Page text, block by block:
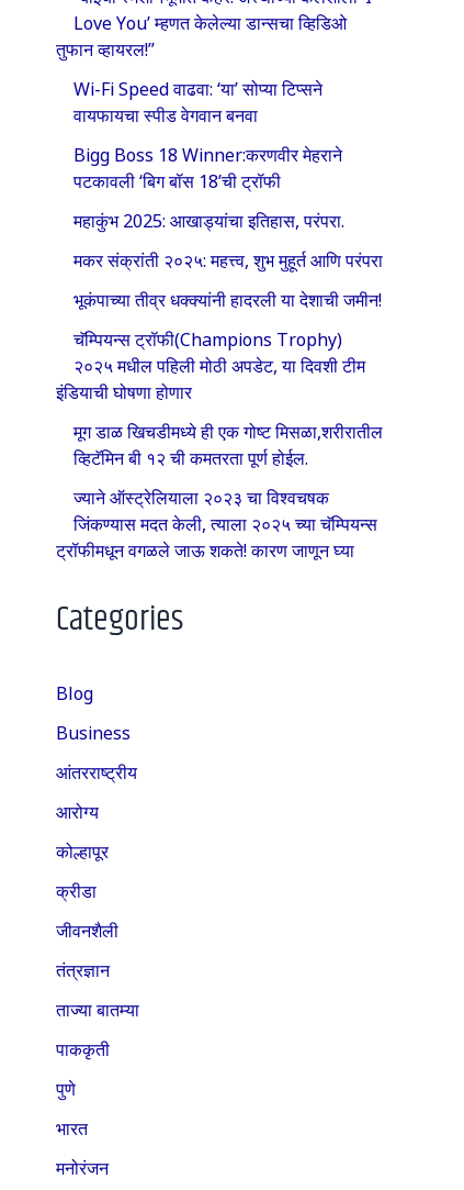
Love You’ म्हणत केलेल्या डान्सचा व्हिडिओ
तुफान व्हायरल!”
Wi-Fi Speed वाढवा: ‘या’ सोप्या टिप्सने
वायफायचा स्पीड वेगवान बनवा
Bigg Boss 18 Winner:करणवीर मेहराने
पटकावली ‘बिग बॉस 18’ची ट्रॉफी
महाकुंभ 2025: आखाड्यांचा इतिहास, परंपरा.
मकर संक्रांती २०२५: महत्त्व, शुभ मुहूर्त आणि परंपरा
भूकंपाच्या तीव्र धक्क्यांनी हादरली या देशाची जमीन!
चॅम्पियन्स ट्रॉफी(Champions Trophy)
२०२५ मधील पहिली मोठी अपडेट, या दिवशी टीम
इंडियाची घोषणा होणार
मूग डाळ खिचडीमध्ये ही एक गोष्ट मिसळा,शरीरातील
व्हिटॅमिन बी १२ ची कमतरता पूर्ण होईल.
ज्याने ऑस्ट्रेलियाला २०२३ चा विश्वचषक
जिंकण्यास मदत केली, त्याला २०२५ च्या चॅम्पियन्स
ट्रॉफीमधून वगळले जाऊ शकते! कारण जाणून घ्या
Categories
Blog
Business
आंतरराष्ट्रीय
आरोग्य
कोल्हापूर
क्रीडा
जीवनशैली
तंत्रज्ञान
ताज्या बातम्या
पाककृती
पुणे
भारत
मनोरंजन